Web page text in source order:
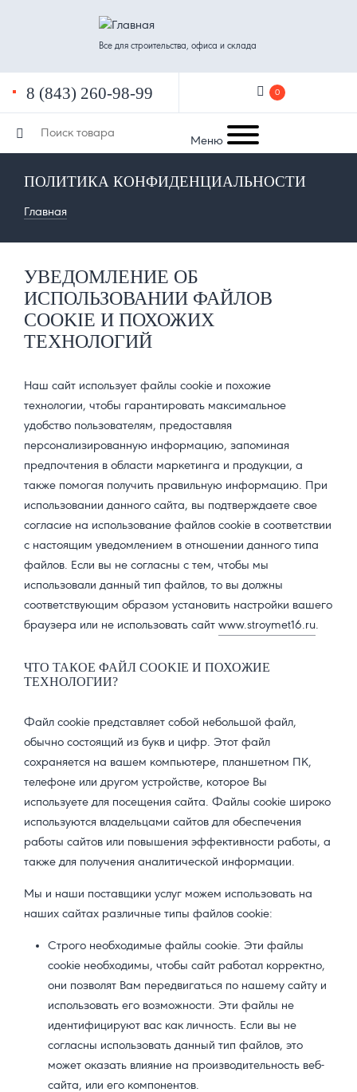
Все для строительства, офиса и склада
8 (843) 260-98-99
8 (965) 596-36-46
0

Меню
ПОЛИТИКА КОНФИДЕНЦИАЛЬНОСТИ
СТРОКА
Главная
УВЕДОМЛЕНИЕ ОБ
ИСПОЛЬЗОВАНИИ ФАЙЛОВ
COOKIE И ПОХОЖИХ
ТЕХНОЛОГИЙ
Наш сайт использует файлы cookie и похожие
технологии, чтобы гарантировать максимальное
удобство пользователям, предоставляя
персонализированную информацию, запоминая
предпочтения в области маркетинга и продукции, а
также помогая получить правильную информацию. При
использовании данного сайта, вы подтверждаете свое
согласие на использование файлов cookie в соответствии
с настоящим уведомлением в отношении данного типа
файлов. Если вы не согласны с тем, чтобы мы
использовали данный тип файлов, то вы должны
соответствующим образом установить настройки вашего
браузера или не использовать сайт www.stroymet16.ru.
ЧТО ТАКОЕ ФАЙЛ COOKIE И ПОХОЖИЕ
ТЕХНОЛОГИИ?
Файл cookie представляет собой небольшой файл,
обычно состоящий из букв и цифр. Этот файл
сохраняется на вашем компьютере, планшетном ПК,
телефоне или другом устройстве, которое Вы
используете для посещения сайта. Файлы cookie широко
используются владельцами сайтов для обеспечения
работы сайтов или повышения эффективности работы, а
также для получения аналитической информации.
Мы и наши поставщики услуг можем использовать на
наших сайтах различные типы файлов cookie:
Строго необходимые файлы cookie. Эти файлы
cookie необходимы, чтобы сайт работал корректно,
они позволят Вам передвигаться по нашему сайту и
использовать его возможности. Эти файлы не
идентифицируют вас как личность. Если вы не
согласны использовать данный тип файлов, это
может оказать влияние на производительность веб-
сайта, или его компонентов.